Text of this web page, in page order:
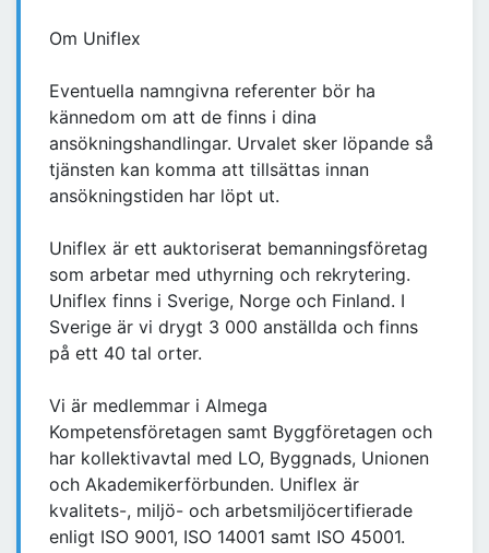
Om Uniflex
Eventuella namngivna referenter bör ha
kännedom om att de finns i dina
ansökningshandlingar. Urvalet sker löpande så
tjänsten kan komma att tillsättas innan
ansökningstiden har löpt ut.
Uniflex är ett auktoriserat bemanningsföretag
som arbetar med uthyrning och rekrytering.
Uniflex finns i Sverige, Norge och Finland. I
Sverige är vi drygt 3 000 anställda och finns
på ett 40 tal orter.
Vi är medlemmar i Almega
Kompetensföretagen samt Byggföretagen och
har kollektivavtal med LO, Byggnads, Unionen
och Akademikerförbunden. Uniflex är
kvalitets-, miljö- och arbetsmiljöcertifierade
enligt ISO 9001, ISO 14001 samt ISO 45001.